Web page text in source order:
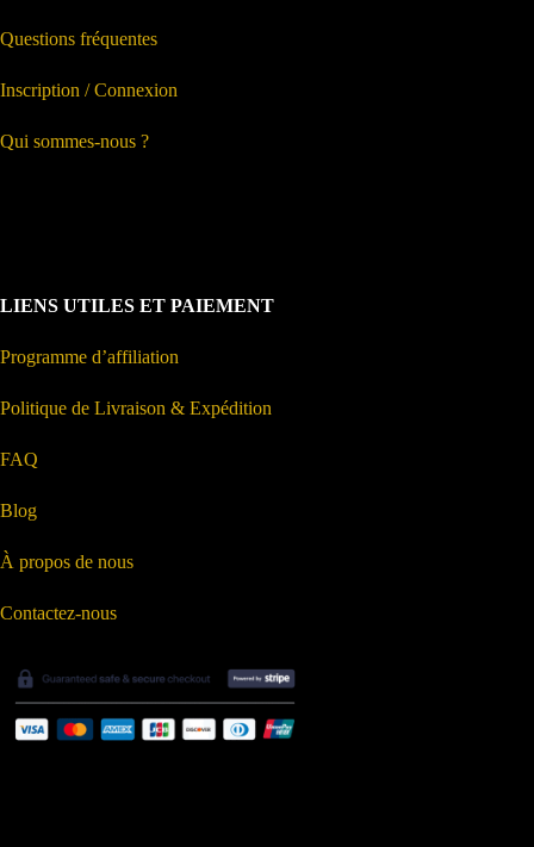
Questions fréquentes
Inscription / Connexion
Qui sommes-nous ?
LIENS UTILES ET PAIEMENT
Programme d’affiliation
Politique de Livraison & Expédition
FAQ
Blog
À propos de nous
Contactez-nous